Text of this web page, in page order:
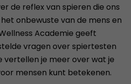
de reflex van spieren die ons
onbewuste van de mens en
Academie geeft
vragen over spiertesten
vertellen je meer over wat je
mensen kunt betekenen.